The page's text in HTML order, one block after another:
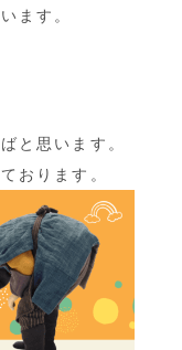
ます。
と思います。
おります。